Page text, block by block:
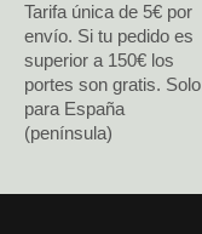
Tarifa única de 5€ por
envío. Si tu pedido es
superior a 150€ los
portes son gratis. Solo
para España
(península)